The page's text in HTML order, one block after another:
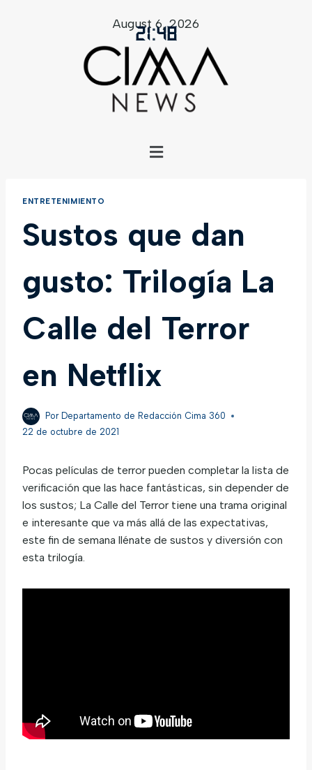
21:48
August 6, 2026
ENTRETENIMIENTO
Sustos que dan
gusto: Trilogía La
Calle del Terror
en Netflix
Por Departamento de Redacción Cima 360
22 de octubre de 2021
Pocas películas de terror pueden completar la lista de
verificación que las hace fantásticas, sin depender de
los sustos; La Calle del Terror tiene una trama original
e interesante que va más allá de las expectativas,
este fin de semana llénate de sustos y diversión con
esta trilogía.